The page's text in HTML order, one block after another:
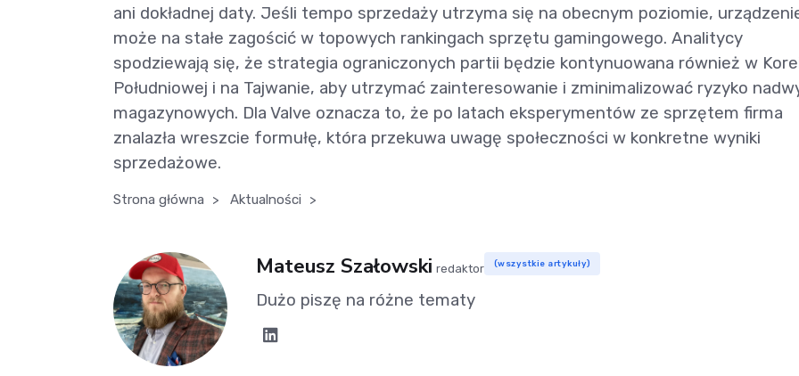
ani dokładnej daty. Jeśli tempo sprzedaży utrzyma się na obecnym poziomie,
może na stałe zagościć w topowych rankingach sprzętu gamingowego. Analitycy
spodziewają się, że strategia ograniczonych partii będzie kontynuowana również w
Południowej i na Tajwanie, aby utrzymać zainteresowanie i zminimalizować ryzyko
magazynowych. Dla Valve oznacza to, że po latach eksperymentów ze sprzętem firma
znalazła wreszcie formułę, która przekuwa uwagę społeczności w konkretne wyniki
sprzedażowe.
Strona główna > Aktualności >
Mateusz Szałowski redaktor (wszystkie artykuły)
Dużo piszę na różne tematy